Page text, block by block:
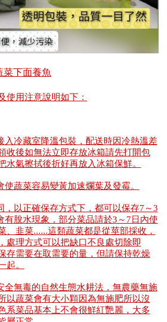
菜下面養魚
使用注意說明如下：
入冷藏室降溫包裝，配送時因冷熱溫差
收後如無法立即存放冰箱請先打開包
水氣擦拭後折好再放入冰箱保鮮。
蔬菜容易變黃加速爛葉及發霉。
，以正確保存方式下，都可以保存7～3
有脫水現象，部分菜品請於3～7日內使
、韭菜......這類蔬菜都是從莖部採收，
處理方式可以把缺口不良處切除即
存需要在取需要的量，但請保持乾燥
起。
全無毒的自然生態水耕法，無農藥無施
以蔬菜會有大小顆因為無施肥所以沒
系菜品基本上不會很鮮紅艷麗，大多